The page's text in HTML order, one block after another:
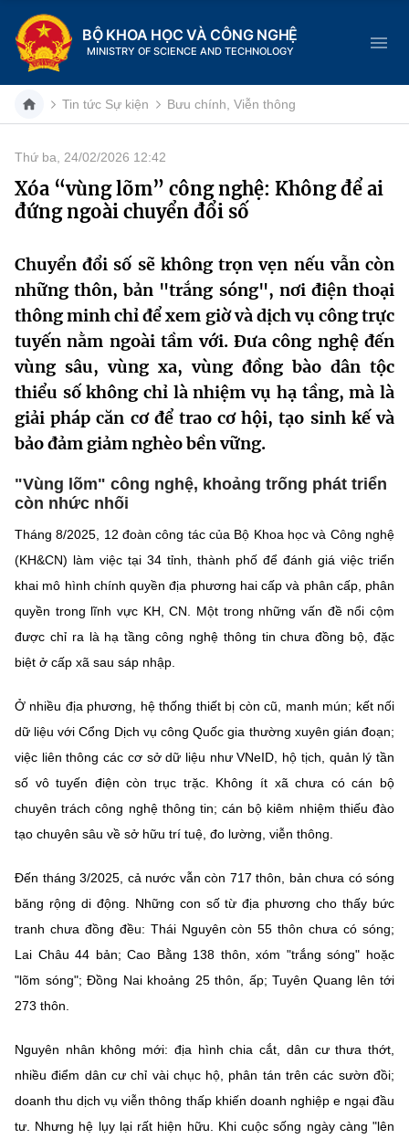
BỘ KHOA HỌC VÀ CÔNG NGHỆ
MINISTRY OF SCIENCE AND TECHNOLOGY
Danh mục
Trang chủ
Giới thiệu
Chức năng nhiệm vụ
Cơ cấu tổ chức
Lịch sử phát triển
Sở Khoa học và Công nghệ
Tin tức sự kiện
Khoa học và Công nghệ
Đổi mới sáng tạo
Chuyển đổi số
Bưu chính, Viễn thông
Tiêu chuẩn, đo lường, chất lượng
Năng lượng nguyên tử
Tin tổng hợp
Tin địa phương
Dịch vụ công
Hệ thống văn bản
Văn bản QPPL
Văn bản chỉ đạo điều hành
MST IOFFICE
Đổi mới sáng tạo
Chuyển đổi số
Bưu chính, Viễn thông
Tiêu chuẩn, đo lường, chất lượng
Năng lượng nguyên tử
Multimedia
THƯ ĐIỆN TỬ
Khác
Videos
Infographic
Ảnh
Nhiệm vụ trọng tâm
Chọn ngôn ngữ
BỘ KHOA HỌC VÀ CÔNG NGHỆ
MINISTRY OF SCIENCE AND TECHNOLOGY
Điều khoản sử dụng
Giám đốc Trung tâm Truyền thông Khoa học và Công nghệ.
Liên hệ
Tin tức Sự kiện Bưu chính, Viễn thông
Thứ ba, 24/02/2026 12:42
Xóa “vùng lõm” công nghệ: Không để ai
đứng ngoài chuyển đổi số
Chuyển đổi số sẽ không trọn vẹn nếu vẫn còn
những thôn, bản "trắng sóng", nơi điện thoại
thông minh chỉ để xem giờ và dịch vụ công trực
tuyến nằm ngoài tầm với. Đưa công nghệ đến
vùng sâu, vùng xa, vùng đồng bào dân tộc
thiểu số không chỉ là nhiệm vụ hạ tầng, mà là
giải pháp căn cơ để trao cơ hội, tạo sinh kế và
bảo đảm giảm nghèo bền vững.
"Vùng lõm" công nghệ, khoảng trống phát triển
còn nhức nhối
Tháng 8/2025, 12 đoàn công tác của Bộ Khoa học và Công nghệ
(KH&CN) làm việc tại 34 tỉnh, thành phố để đánh giá việc triển
khai mô hình chính quyền địa phương hai cấp và phân cấp, phân
quyền trong lĩnh vực KH, CN. Một trong những vấn đề nổi cộm
được chỉ ra là hạ tầng công nghệ thông tin chưa đồng bộ, đặc
biệt ở cấp xã sau sáp nhập.
Ở nhiều địa phương, hệ thống thiết bị còn cũ, manh mún; kết nối
dữ liệu với Cổng Dịch vụ công Quốc gia thường xuyên gián đoạn;
việc liên thông các cơ sở dữ liệu như VNeID, hộ tịch, quản lý tần
số vô tuyến điện còn trục trặc. Không ít xã chưa có cán bộ
chuyên trách công nghệ thông tin; cán bộ kiêm nhiệm thiếu đào
tạo chuyên sâu về sở hữu trí tuệ, đo lường, viễn thông.
Đến tháng 3/2025, cả nước vẫn còn 717 thôn, bản chưa có sóng
băng rộng di động. Những con số từ địa phương cho thấy bức
tranh chưa đồng đều: Thái Nguyên còn 55 thôn chưa có sóng;
Lai Châu 44 bản; Cao Bằng 138 thôn, xóm "trắng sóng" hoặc
"lõm sóng"; Đồng Nai khoảng 25 thôn, ấp; Tuyên Quang lên tới
273 thôn.
Nguyên nhân không mới: địa hình chia cắt, dân cư thưa thớt,
nhiều điểm dân cư chỉ vài chục hộ, phân tán trên các sườn đồi;
doanh thu dịch vụ viễn thông thấp khiến doanh nghiệp e ngại đầu
tư. Nhưng hệ lụy lại rất hiện hữu. Khi cuộc sống ngày càng "lên